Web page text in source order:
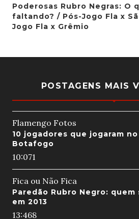
Poderosas Rubro Negras: O
faltando? / Pós-Jogo Fla x
Jogo Fla x Grêmio
POSTAGENS MAIS
Flamengo Fotos
10 jogadores que jogaram
Botafogo
10:071
Fica ou Não Fica
Paredão Rubro Negro:
em 2013
13:468